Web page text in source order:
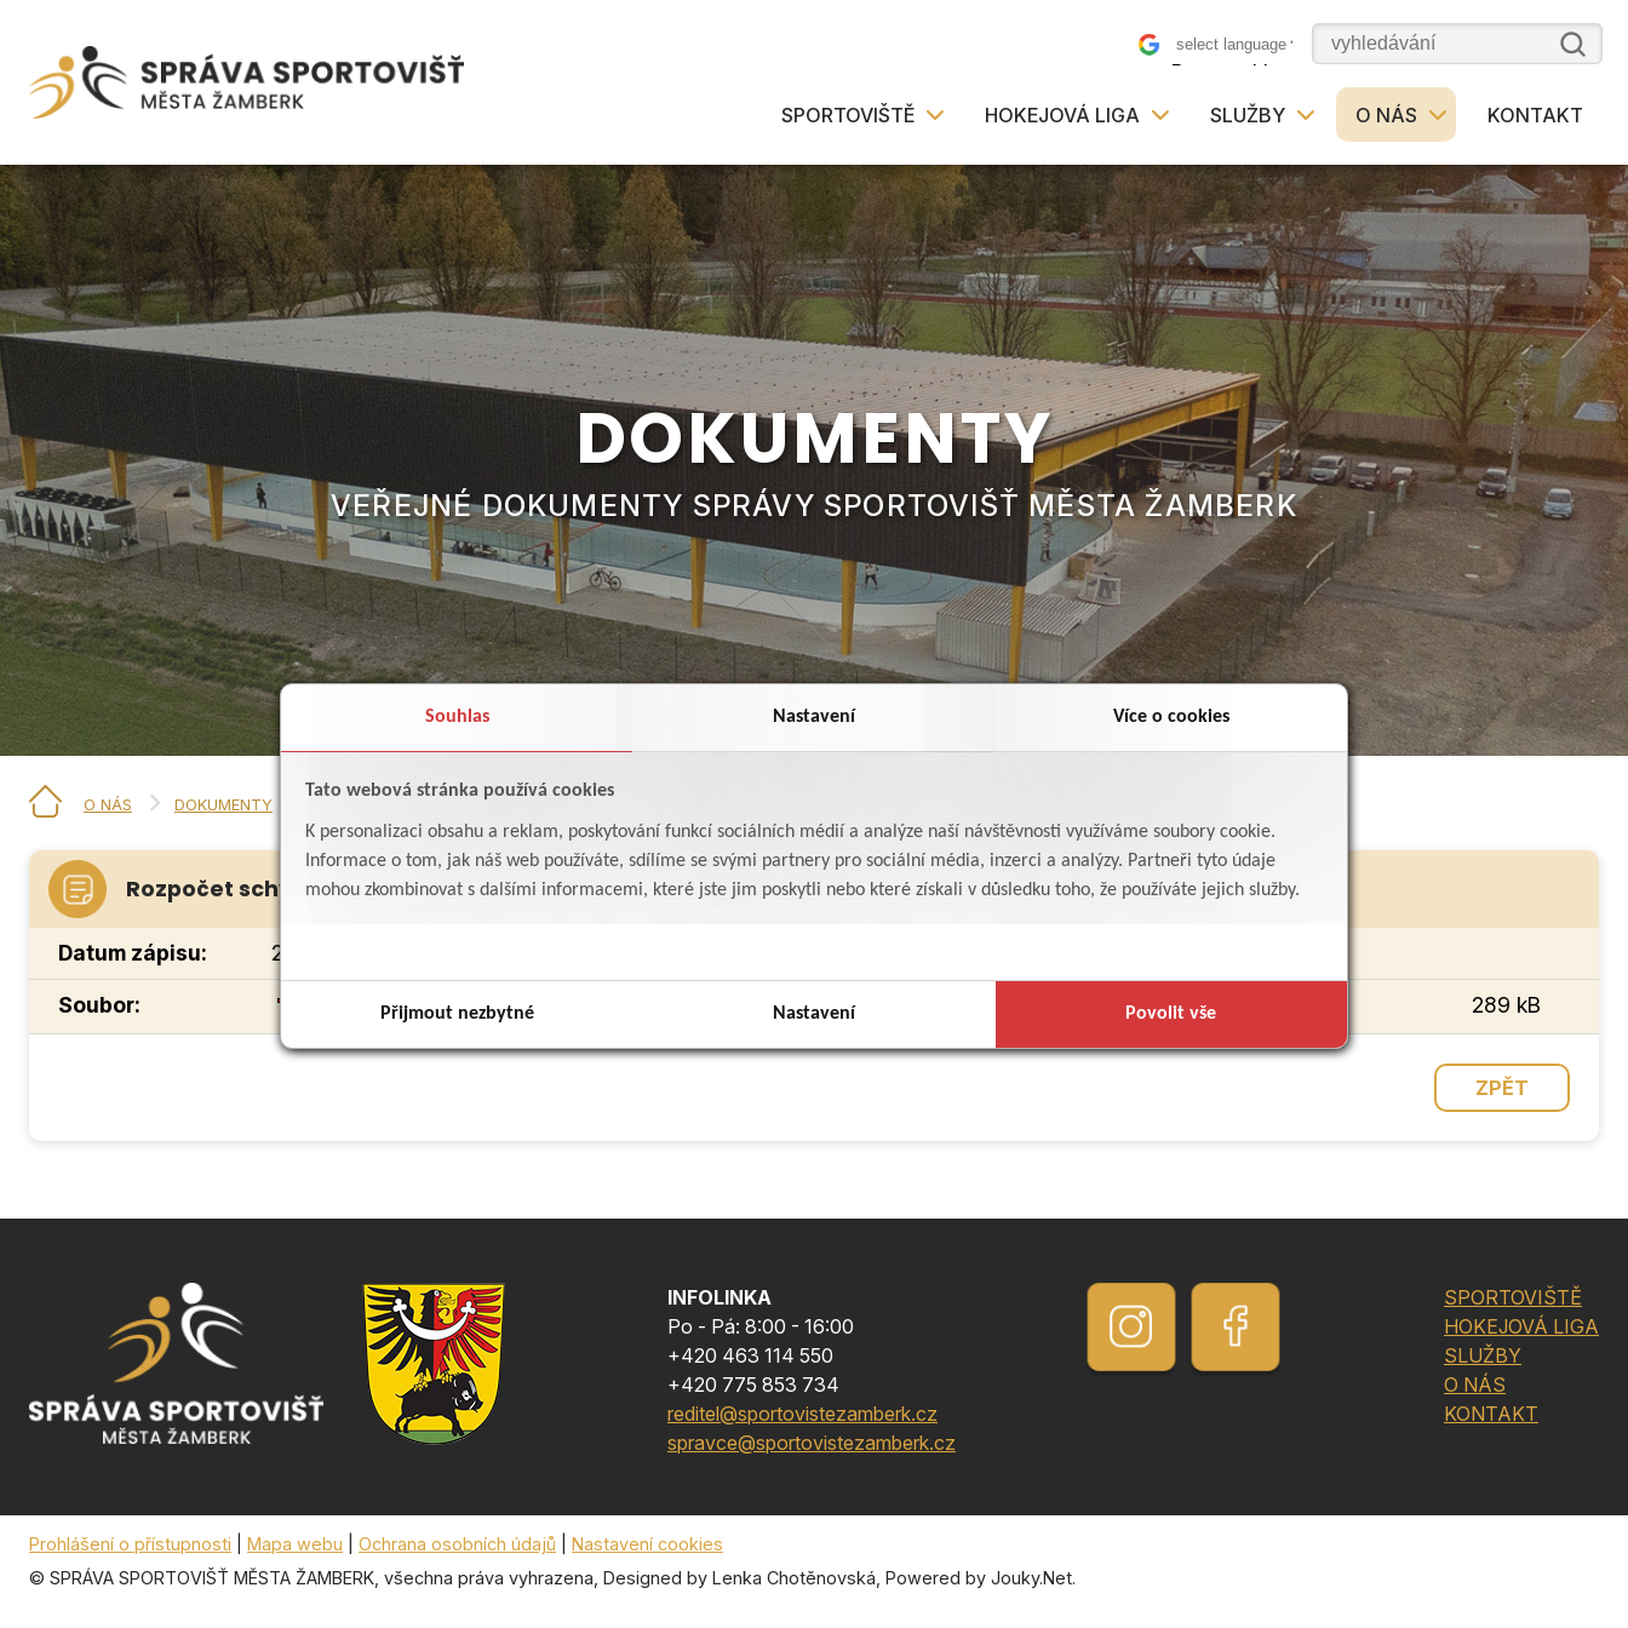
Souhlas Nastavení Více o cookies
Tato webová stránka používá cookies
K personalizaci obsahu a reklam, poskytování funkcí sociálních médií a analýze naší návštěvnosti využíváme soubory cookie.
Informace o tom, jak náš web používáte, sdílíme se svými partnery pro sociální média, inzerci a analýzy. Partneři tyto údaje
mohou zkombinovat s dalšími informacemi, které jste jim poskytli nebo které získali v důsledku toho, že používáte jejich služby.
Přijmout nezbytné Nastavení Povolit vše
Powered by
SPORTOVIŠTĚ HOKEJOVÁ LIGA SLUŽBY O NÁS KONTAKT
DOKUMENTY
VEŘEJNÉ DOKUMENTY SPRÁVY SPORTOVIŠŤ MĚSTA ŽAMBERK
O NÁS DOKUMENTY ROZPOČET SCHVÁLENÝ 2026
Rozpočet schválený 2026
Datum zápisu: 25.2.2026
Soubor: rozpočet 2026 schválený - správa sportovišť.pdf 289 kB
ZPĚT
INFOLINKA
Po - Pá: 8:00 - 16:00
+420 463 114 550
+420 775 853 734
reditel@sportovistezamberk.cz
spravce@sportovistezamberk.cz
SPORTOVIŠTĚ
HOKEJOVÁ LIGA
SLUŽBY
O NÁS
KONTAKT
Prohlášení o přístupnosti Mapa webu Ochrana osobních údajů
Nastavení cookies
© SPRÁVA SPORTOVIŠŤ MĚSTA ŽAMBERK, všechna práva vyhrazena, Designed by Lenka Chotěnovská , Powered by Jouky.Net.